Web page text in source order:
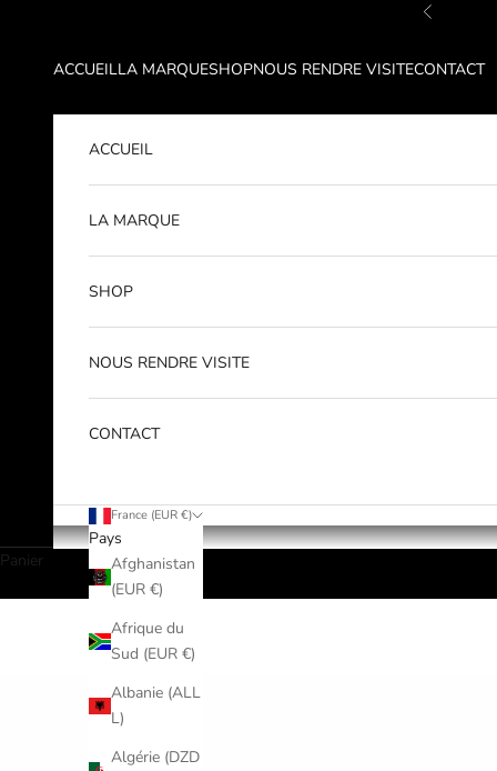
ACCUEILLA MARQUESHOPNOUS RENDRE VISITECONTACT
ACCUEIL
LA MARQUE
SHOP
NOUS RENDRE VISITE
CONTACT
France (EUR €)
Pays
Afghanistan
(EUR €)
Afrique du
Sud (EUR €)
Albanie (ALL
L)
Algérie (DZD
Panier